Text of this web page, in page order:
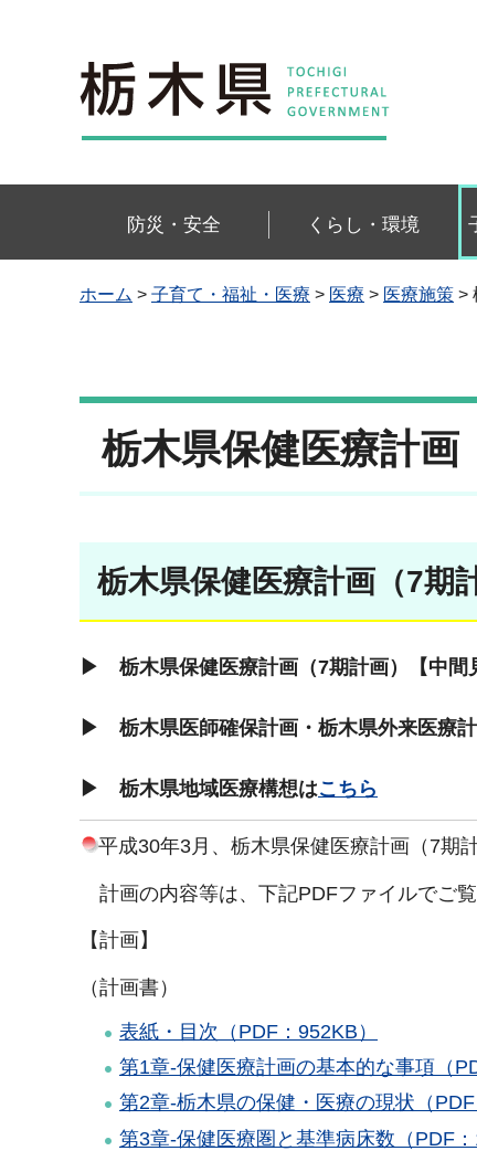
栃木県
防災・安全 くらし・環境
ホーム > 子育て・福祉・医療 > 医療 > 医療施策 >
栃木県保健医療計画
栃木県保健医療計画（7期
▶ 栃木県保健医療計画（7期計画）【中間
▶ 栃木県医師確保計画・栃木県外来医療
▶ 栃木県地域医療構想はこちら
平成30年3月、栃木県保健医療計画（7期
計画の内容等は、下記PDFファイルでご覧
【計画】
（計画書）
表紙・目次（PDF：952KB）
第1章-保健医療計画の基本的な事項（
第2章-栃木県の保健・医療の現状（PDF
第3章-保健医療圏と基準病床数（PDF：